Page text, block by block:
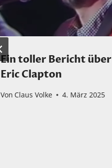
Ein toller Bericht über
Eric Clapton
Von Claus Volke 4. März 2025